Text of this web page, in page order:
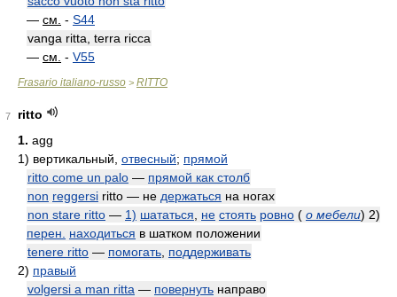
— см. - S44
vanga ritta, terra ricca
— см. - V55
Frasario italiano-russo > RITTO
7
ritto
1. agg
1) вертикальный, отвесный; прямой
ritto come un palo — прямой как столб
non reggersi ritto — не держаться на ногах
non stare ritto — 1) шататься не стоять ровно ( о мебели) 2)
перен.
находиться в шатком положении
tenere ritto — помогать поддерживать
2) правый
volgersi a man ritta — повернуть направо